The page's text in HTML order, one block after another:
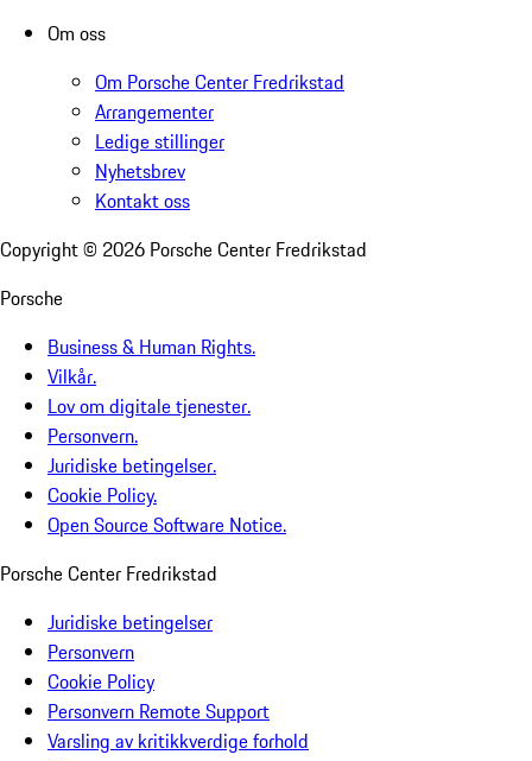
Om oss
Om Porsche Center Fredrikstad
Arrangementer
Ledige stillinger
Nyhetsbrev
Kontakt oss
Copyright © 2026 Porsche Center Fredrikstad
Porsche
Business & Human Rights.
Vilkår.
Lov om digitale tjenester.
Personvern.
Juridiske betingelser.
Cookie Policy.
Open Source Software Notice.
Porsche Center Fredrikstad
Juridiske betingelser
Personvern
Cookie Policy
Personvern Remote Support
Varsling av kritikkverdige forhold